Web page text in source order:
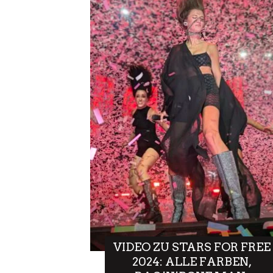
VIDEO ZU STARS FOR FREE
2024: ALLE FARBEN,